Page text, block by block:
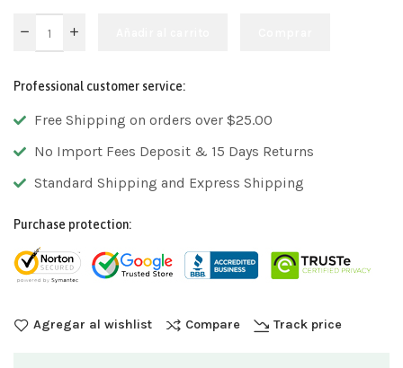
Professional customer service:
Free Shipping on orders over $25.00
No Import Fees Deposit & 15 Days Returns
Standard Shipping and Express Shipping
Purchase protection:
Agregar al wishlist Compare Track price